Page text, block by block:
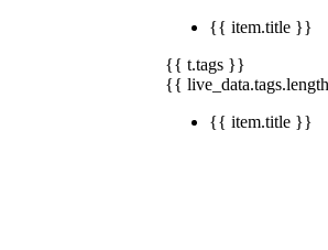
{{ item.title }}
{{ t.tags }}
{{
{{ item.title }}